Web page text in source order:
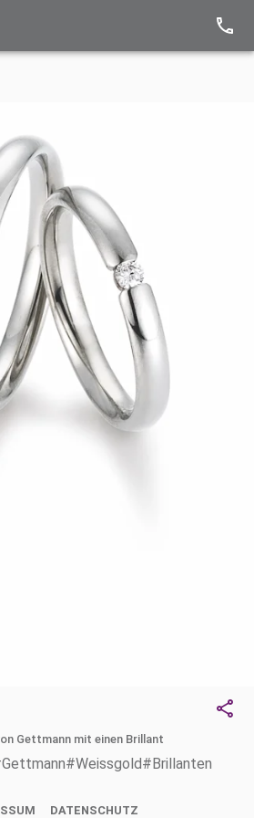
Gettmann mit einen Brillant
#Weissgold#Brillanten
DATENSCHUTZ